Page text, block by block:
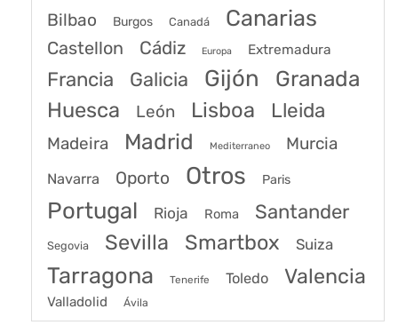
Bilbao Burgos Canadá Canarias
Castellon Cádiz Europa Extremadura
Francia Galicia Gijón Granada
Huesca León Lisboa Lleida
Madeira Madrid Mediterraneo Murcia
Navarra Oporto Otros Paris
Portugal Rioja Roma Santander
Segovia Sevilla Smartbox Suiza
Tarragona Tenerife Toledo Valencia
Valladolid Ávila